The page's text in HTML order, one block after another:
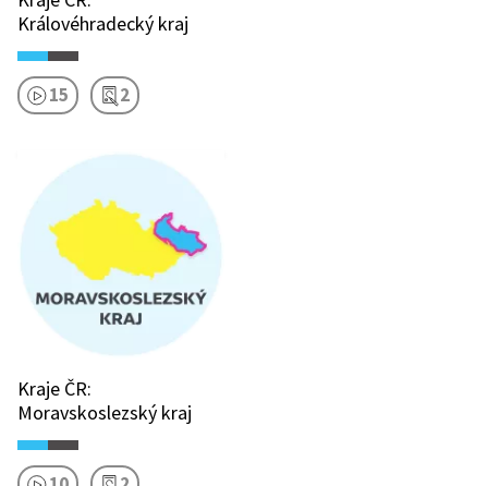
Královéhradecký kraj
15 2
Kraje ČR:
Moravskoslezský kraj